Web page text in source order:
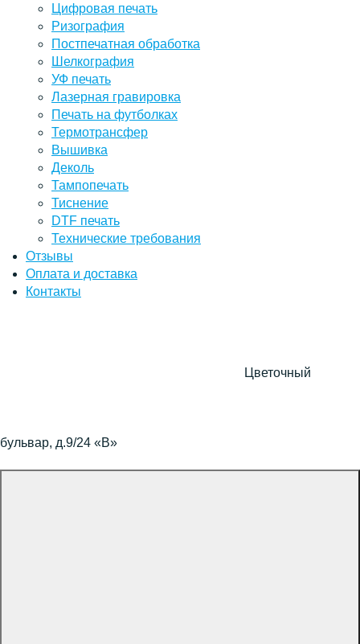
Цифровая печать
Ризография
Постпечатная обработка
Шелкография
УФ печать
Лазерная гравировка
Печать на футболках
Термотрансфер
Вышивка
Деколь
Тампопечать
Тиснение
DTF печать
Технические требования
Отзывы
Оплата и доставка
Контакты
Цветочный
бульвар, д.9/24 «В»